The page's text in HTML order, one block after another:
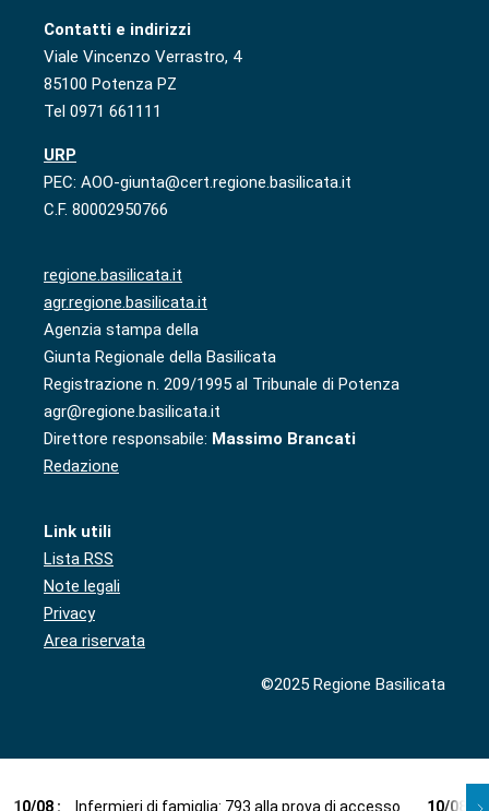
Contatti e indirizzi
Viale Vincenzo Verrastro, 4
85100 Potenza PZ
Tel 0971 661111
URP
PEC: AOO-giunta@cert.regione.basilicata.it
C.F. 80002950766
regione.basilicata.it
agr.regione.basilicata.it
Agenzia stampa della
Giunta Regionale della Basilicata
Registrazione n. 209/1995 al Tribunale di Potenza
agr@regione.basilicata.it
Direttore responsabile: Massimo Brancati
Redazione
Link utili
Lista RSS
Note legali
Privacy
Area riservata
©2025 Regione Basilicata
10/08 : Infermieri di famiglia: 793 alla prova di accesso 10/08